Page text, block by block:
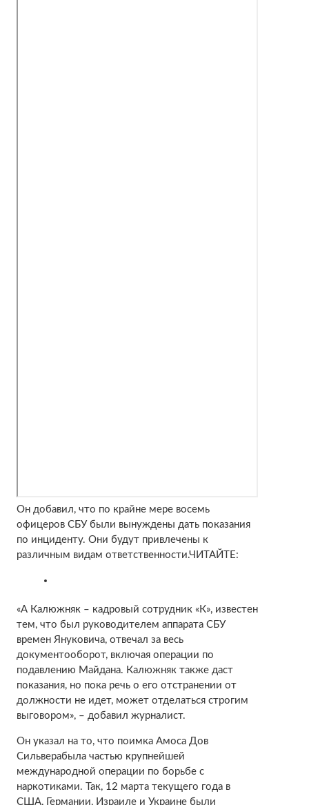
Он добавил, что по крайне мере восемь
офицеров СБУ были вынуждены дать показания
по инциденту. Они будут привлечены к
различным видам ответственности.ЧИТАЙТЕ:
«А Калюжняк – кадровый сотрудник «К», известен
тем, что был руководителем аппарата СБУ
времен Януковича, отвечал за весь
документооборот, включая операции по
подавлению Майдана. Калюжняк также даст
показания, но пока речь о его отстранении от
должности не идет, может отделаться строгим
выговором», – добавил журналист.
Он указал на то, что поимка Амоса Дов
Сильверабыла частью крупнейшей
международной операции по борьбе с
наркотиками. Так, 12 марта текущего года в
США, Германии, Израиле и Украине были